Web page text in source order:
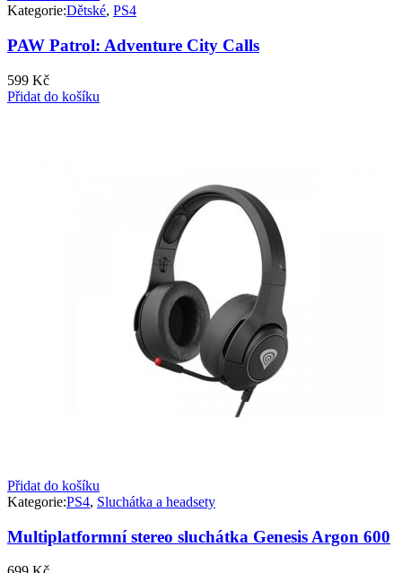
Kategorie:Dětské, PS4
PAW Patrol: Adventure City Calls
599 Kč
Přidat do košíku
Přidat do košíku
Kategorie:PS4, Sluchátka a headsety
Multiplatformní stereo sluchátka Genesis Argon 600